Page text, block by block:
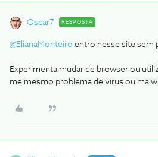
Oscar7 RESPOSTA
@ElianaMonteiro entro nesse site sem
Experimenta mudar de browser ou
me mesmo problema de virus ou